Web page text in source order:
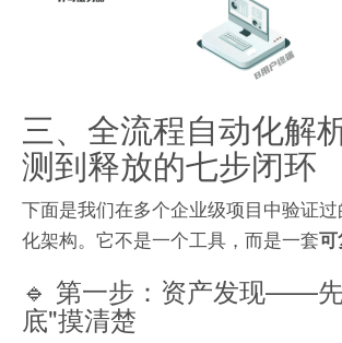
三、全流程自动化解
测到释放的七步闭环
下面是我们在多个企业级项目中验证
化架构。它不是一个工具，而是一套
🔹 第一步：资产发现——
底"摸清楚